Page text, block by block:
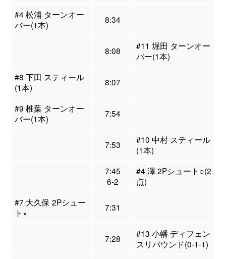
#4 松浦 ターンオー
バー(1本)
8:34
8:08
#11 堀田 ターンオー
バー(1本)
#8 下田 スティール
(1本)
8:07
#9 椎葉 ターンオー
バー(1本)
7:54
7:53
#10 中村 スティール
(1本)
7:45
6-2
#4 澤 2Pシュート○(2
点)
#7 大久保 2Pシュー
ト×
7:31
7:28
#13 小幡 ディフェン
スリバウンド(0-1-1)